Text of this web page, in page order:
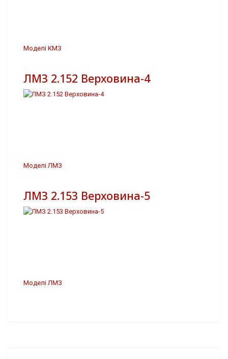
Моделі КМЗ
ЛМЗ 2.152 Верховина-4
Моделі ЛМЗ
ЛМЗ 2.153 Верховина-5
Моделі ЛМЗ